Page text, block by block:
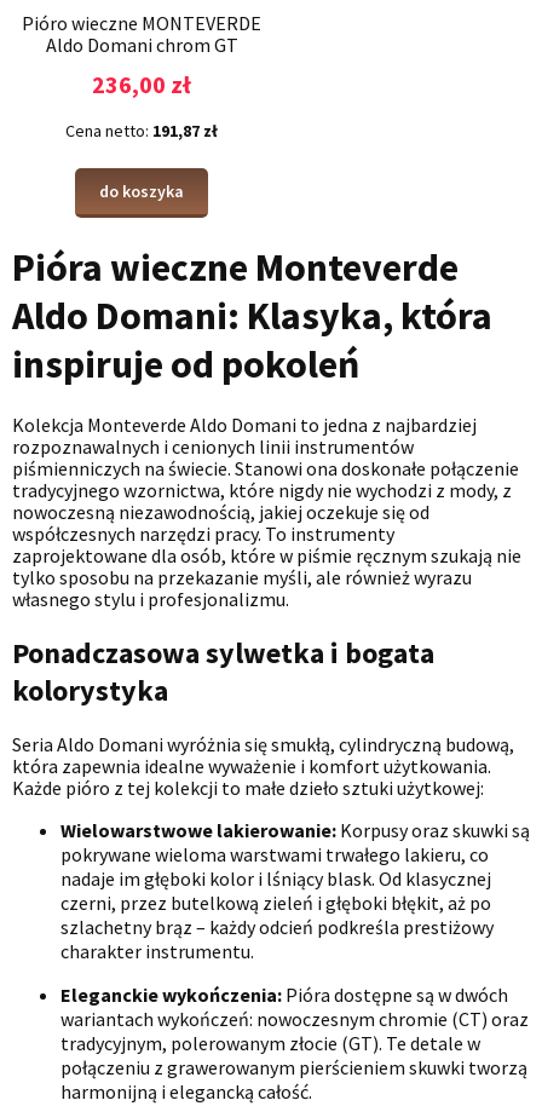
Pióro wieczne MONTEVERDE
Aldo Domani chrom GT
236,00 zł
Cena netto: 191,87 zł
do koszyka
Pióra wieczne Monteverde
Aldo Domani: Klasyka, która
inspiruje od pokoleń
Kolekcja Monteverde Aldo Domani to jedna z najbardziej
rozpoznawalnych i cenionych linii instrumentów
piśmienniczych na świecie. Stanowi ona doskonałe połączenie
tradycyjnego wzornictwa, które nigdy nie wychodzi z mody, z
nowoczesną niezawodnością, jakiej oczekuje się od
współczesnych narzędzi pracy. To instrumenty
zaprojektowane dla osób, które w piśmie ręcznym szukają nie
tylko sposobu na przekazanie myśli, ale również wyrazu
własnego stylu i profesjonalizmu.
Ponadczasowa sylwetka i bogata
kolorystyka
Seria Aldo Domani wyróżnia się smukłą, cylindryczną budową,
która zapewnia idealne wyważenie i komfort użytkowania.
Każde pióro z tej kolekcji to małe dzieło sztuki użytkowej:
Wielowarstwowe lakierowanie: Korpusy oraz skuwki są
pokrywane wieloma warstwami trwałego lakieru, co
nadaje im głęboki kolor i lśniący blask. Od klasycznej
czerni, przez butelkową zieleń i głęboki błękit, aż po
szlachetny brąz – każdy odcień podkreśla prestiżowy
charakter instrumentu.
Eleganckie wykończenia: Pióra dostępne są w dwóch
wariantach wykończeń: nowoczesnym chromie (CT) oraz
tradycyjnym, polerowanym złocie (GT). Te detale w
połączeniu z grawerowanym pierścieniem skuwki tworzą
harmonijną i elegancką całość.